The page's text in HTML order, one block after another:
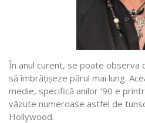
În anul curent, se poate observa
să îmbrățișeze părul mai lung.
medie, specifică anilor ‘90 e
văzute numeroase astfel de
Hollywood.